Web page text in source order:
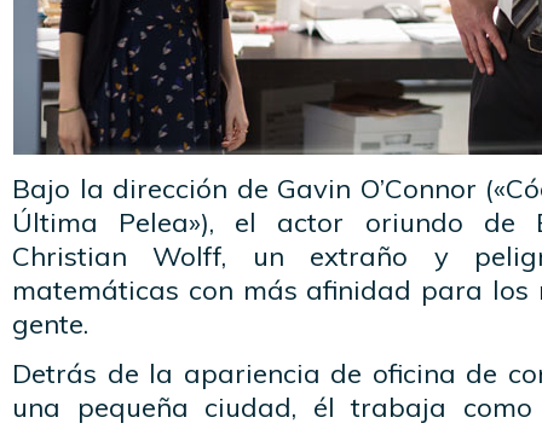
Bajo la dirección de Gavin O’Connor
Última Pelea»), el actor oriundo de
Christian Wolff, un extraño y
matemáticas con más afinidad para los
gente.
Detrás de la apariencia de oficina de
una pequeña ciudad, él trabaja